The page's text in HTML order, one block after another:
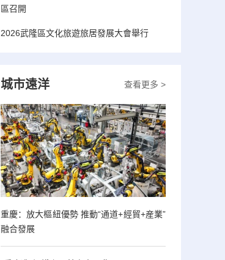
區召開
2026武隆區文化旅遊旅居發展大會舉行
查看更多 >
城市遠洋
重慶：放大樞紐優勢 推動“通道+經貿+産業”
融合發展